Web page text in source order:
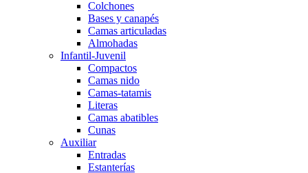
Colchones
Bases y canapés
Camas articuladas
Almohadas
Infantil-Juvenil
Compactos
Camas nido
Camas-tatamis
Literas
Camas abatibles
Cunas
Auxiliar
Entradas
Estanterías